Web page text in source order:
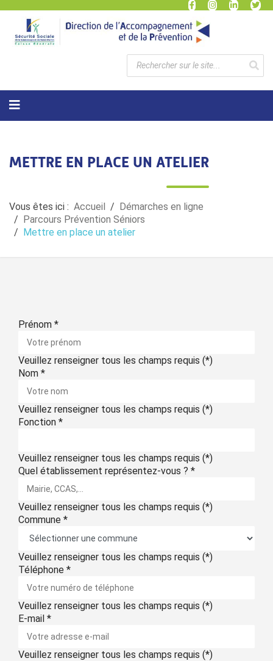
METTRE EN PLACE UN ATELIER
Vous êtes ici : Accueil
Démarches en ligne
Parcours Prévention Séniors
Mettre en place un atelier
Prénom *
Veuillez renseigner tous les champs requis (*)
Nom *
Veuillez renseigner tous les champs requis (*)
Fonction *
Veuillez renseigner tous les champs requis (*)
Quel établissement représentez-vous ? *
Veuillez renseigner tous les champs requis (*)
Commune *
Veuillez renseigner tous les champs requis (*)
Téléphone *
Veuillez renseigner tous les champs requis (*)
E-mail *
Veuillez renseigner tous les champs requis (*)